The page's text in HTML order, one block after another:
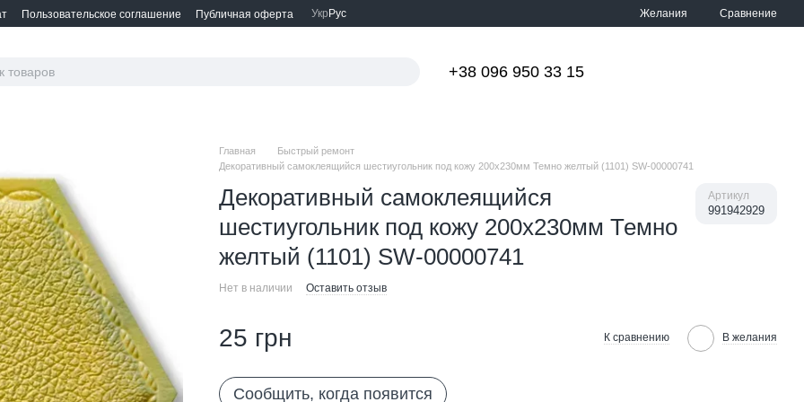
Пользовательское соглашение Публичная оферта Укр Рус Желания Сравнение
+38 096 950 33 15
Главная
Быстрый ремонт
Декоративный самоклеящийся шестиугольник под кожу 200x230мм Темно желтый (1101) SW-00000741
Декоративный самоклеящийся
шестиугольник под кожу 200x230мм Темно
желтый (1101) SW-00000741
Артикул
991942929
Нет в наличии Оставить отзыв
25 грн К сравнению В желания
Сообщить, когда появится